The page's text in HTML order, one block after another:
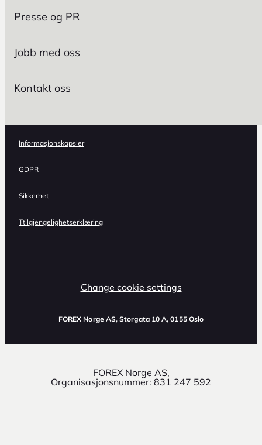
Presse og PR
Jobb med oss
Kontakt oss
Informasjonskapsler
GDPR
Sikkerhet
Ttilgjengelighetserklæring
Change cookie settings
FOREX Norge AS, Storgata 10 A, 0155 Oslo
FOREX Norge AS,
Organisasjonsnummer: 831 247 592